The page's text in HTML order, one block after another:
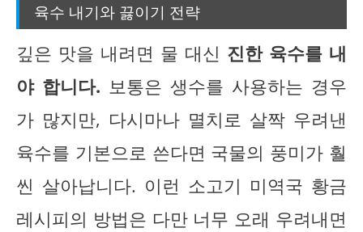
육수 내기와 끓이기 전략
깊은 맛을 내려면 물 대신 진한 육수를 내
야 합니다. 보통은 생수를 사용하는 경우
가 많지만, 다시마나 멸치로 살짝 우려낸
육수를 기본으로 쓴다면 국물의 풍미가 훨
씬 살아납니다. 이런 소고기 미역국 황금
레시피의 방법은 다만 너무 오래 우려내면